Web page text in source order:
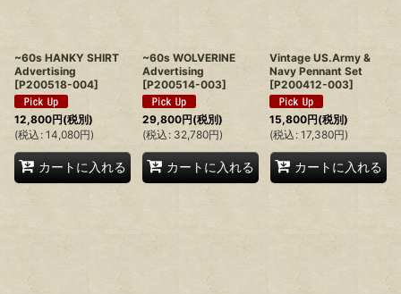
~60s HANKY SHIRT
Advertising
[P200518-004]
12,800円(税別)
(税込 : 14,080円)
カートに入れる
~60s WOLVERINE
Advertising
[P200514-003]
29,800円(税別)
(税込 : 32,780円)
カートに入れる
Vintage US.Army &
Navy Pennant Set
[P200412-003]
15,800円(税別)
(税込 : 17,380円)
カートに入れる